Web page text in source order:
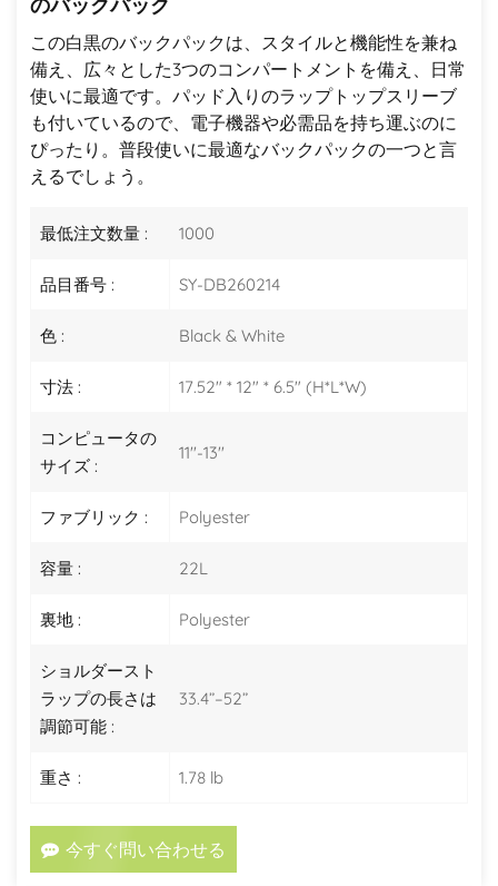
この白黒のバックパックは、スタイルと機能性を兼ね
備え、広々とした3つのコンパートメントを備え、日常
使いに最適です。パッド入りのラップトップスリーブ
も付いているので、電子機器や必需品を持ち運ぶのに
ぴったり。普段使いに最適なバックパックの一つと言
えるでしょう。
最低注文数量 : 1000
品目番号 : SY-DB260214
色 : Black & White
寸法 : 17.52" * 12" * 6.5" (H*L*W)
コンピュータの
サイズ :
11''-13''
ファブリック : Polyester
容量 : 22L
裏地 : Polyester
ショルダースト
ラップの長さは
調節可能 :
33.4”–52”
重さ : 1.78 lb
今すぐ問い合わせる